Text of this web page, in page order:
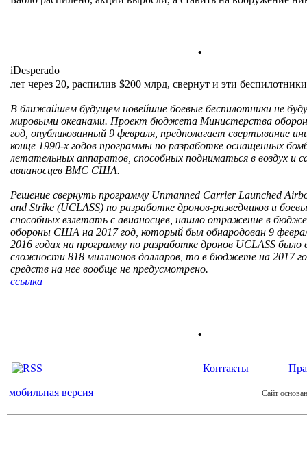
.
iDesperado
лет через 20, распилив $200 млрд, свернут и эти беспилотники
В ближайшем будущем новейшие боевые беспилотники не
мировыми океанами. Проект бюджета Министерства
год, опубликованный 9 февраля, предполагает свертывание
конце 1990-х годов программы по разработке оснащенных
летательных аппаратов, способных подниматься в воздух и
авианосцев ВМС США.
Решение свернуть программу Unmanned Carrier Launched
and Strike (UCLASS) по разработке дронов-разведчиков и
способных взлетать с авианосцев, нашло отражение в
обороны США на 2017 год, который был обнародован 9
2016 годах на программу по разработке дронов UCLASS было
сложности 818 миллионов долларов, то в бюджете на 2017
средств на нее вообще не предусмотрено.
ссылка
.
Контакты
мобильная версия Сайт